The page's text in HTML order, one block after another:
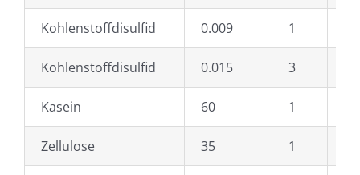
Kohlenstoffdisulfid 0.009 1
Kohlenstoffdisulfid 0.015 3
Kasein 60 1
Zellulose 35 1